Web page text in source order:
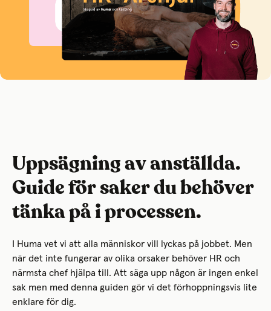
Uppsägning av anställda.
Guide för saker du behöver
tänka på i processen.
I Huma vet vi att alla människor vill lyckas på jobbet. Men
när det inte fungerar av olika orsaker behöver HR och
närmsta chef hjälpa till. Att säga upp någon är ingen enkel
sak men med denna guiden gör vi det förhoppningsvis lite
enklare för dig.